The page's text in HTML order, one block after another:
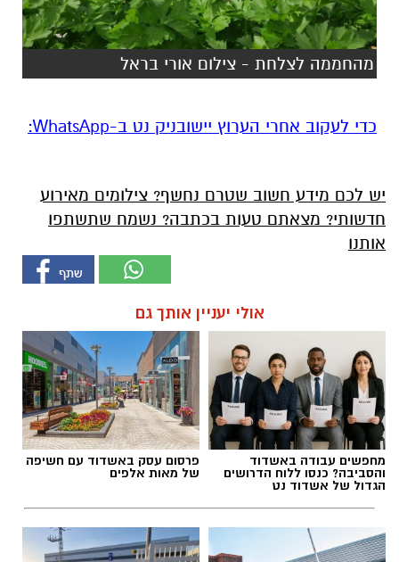
מהחממה לצלחת - צילום אורי בראל
‏כדי לעקוב אחרי הערוץ יישובניק נט ב-WhatsApp:‏‏‏
יש לכם מידע חשוב שטרם נחשף? צילומים מאירוע
חדשותי? מצאתם טעות בכתבה? נשמח שתשתפו
אותנו
אולי יעניין אותך גם
מחפשים עבודה באשדוד
והסביבה? כנסו ללוח הדרושים
הגדול של אשדוד נט
פרסום עסק באשדוד עם חשיפה
של מאות אלפים